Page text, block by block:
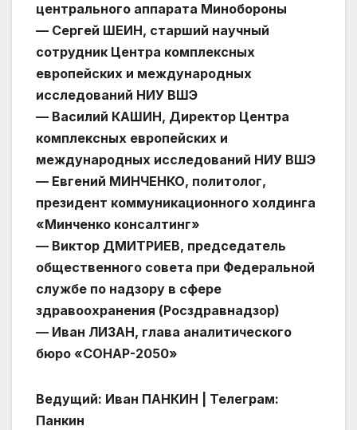
центрального аппарата Минобороны
— Сергей ШЕИН, старший научный
сотрудник Центра комплексных
европейских и международных
исследований НИУ ВШЭ
— Василий КАШИН, Директор Центра
комплексных европейских и
международных исследований НИУ ВШЭ
— Евгений МИНЧЕНКО, политолог,
президент коммуникационного холдинга
«Минченко консалтинг»
— Виктор ДМИТРИЕВ, председатель
общественного совета при Федеральной
службе по надзору в сфере
здравоохранения (Росздравнадзор)
— Иван ЛИЗАН, глава аналитического
бюро «СОНАР-2050»
Ведущий: Иван ПАНКИН | Телеграм:
Панкин